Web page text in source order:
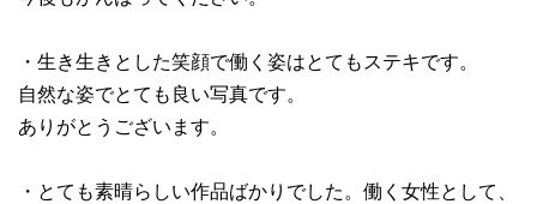
・生き生きとした笑顔で働く姿はとてもステキです。
自然な姿でとても良い写真です。
ありがとうございます。
・とても素晴らしい作品ばかりでした。働く女性として、